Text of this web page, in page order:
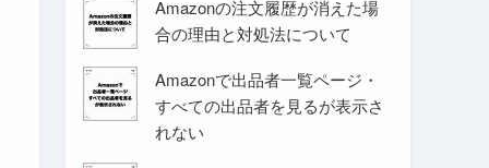
Amazonの注文履歴が消えた場
合の理由と対処法について
Amazonで出品者一覧ページ・
すべての出品者を見るが表示さ
れない